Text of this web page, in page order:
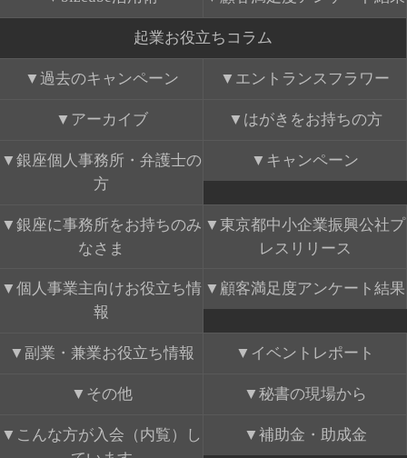
起業お役立ちコラム
過去のキャンペーン エントランスフラワー
アーカイブ はがきをお持ちの方
銀座個人事務所・弁護士の
方
キャンペーン
銀座に事務所をお持ちのみ
なさま
東京都中小企業振興公社プ
レスリリース
個人事業主向けお役立ち情
報
顧客満足度アンケート結果
副業・兼業お役立ち情報 イベントレポート
その他 秘書の現場から
こんな方が入会（内覧）し
補助金・助成金